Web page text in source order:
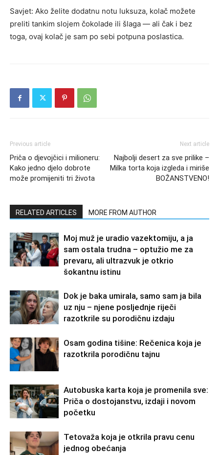
Savjet: Ako želite dodatnu notu luksuza, kolač možete
preliti tankim slojem čokolade ili šlaga — ali čak i bez
toga, ovaj kolač je sam po sebi potpuna poslastica.
Previous article
Priča o djevojčici i milioneru:
Kako jedno djelo dobrote
može promijeniti tri života
Next article
Najbolji desert za sve prilike –
Milka torta koja izgleda i miriše
BOŽANSTVENO!
RELATED ARTICLES MORE FROM AUTHOR
Moj muž je uradio vazektomiju, a ja
sam ostala trudna – optužio me za
prevaru, ali ultrazvuk je otkrio
šokantnu istinu
Dok je baka umirala, samo sam ja bila
uz nju – njene posljednje riječi
razotkrile su porodičnu izdaju
Osam godina tišine: Rečenica koja je
razotkrila porodičnu tajnu
Autobuska karta koja je promenila sve:
Priča o dostojanstvu, izdaji i novom
početku
Tetovaža koja je otkrila pravu cenu
jednog obećanja